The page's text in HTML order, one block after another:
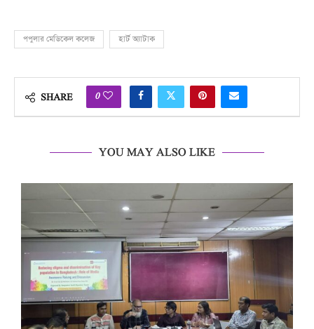
পপুলার মেডিকেল কলেজ হার্ট অ্যাটাক
SHARE 0
YOU MAY ALSO LIKE